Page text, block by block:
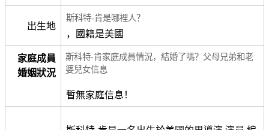
出生地
斯科特-肯是哪裡人？
，國籍是美國
家庭成員
婚姻狀況
斯科特-肯家庭成員情況，結婚了嗎？父母兄弟和老
婆兒女信息
暫無家庭信息！